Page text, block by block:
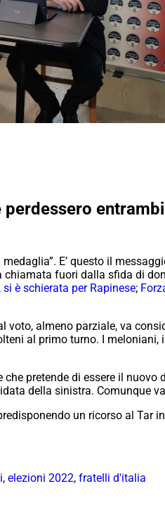
E’ questo il
fuori dalla sfida di
è schierata per Rapinese;
almeno parziale, va
al primo turno. I
pretende di essere il
della sinistra. Comunque
un ricorso al Tar
, elezioni 2022, fratelli d'italia